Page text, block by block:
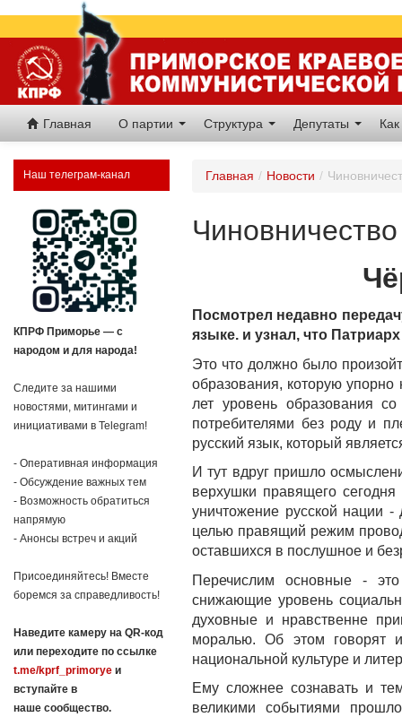
Главная О партии Структура Депутаты
Наш телеграм-канал
КПРФ Приморье — с
народом и для народа!
Следите за нашими
новостями, митингами и
инициативами в Telegram!
- Оперативная информация
- Обсуждение важных тем
- Возможность обратиться
напрямую
- Анонсы встреч и акций
Присоединяйтесь! Вместе
боремся за справедливость!
Наведите камеру на QR-код
или переходите по ссылке
t.me/kprf_primorye и
вступайте в
наше сообщество.
Главная / Новости /
Посмотрел недавно
языке. и узнал, что
Это что должно было
образования, которую упорно
лет уровень образования
потребителями без роду и
русский язык, который
И тут вдруг пришло
верхушки правящего
уничтожение русской нации
целью правящий режим
оставшихся в послушное и
Перечислим основные -
снижающие уровень
духовные и нравственне
моралью. Об этом говорят
национальной культуре и
Ему сложнее сознавать и
великими событиями